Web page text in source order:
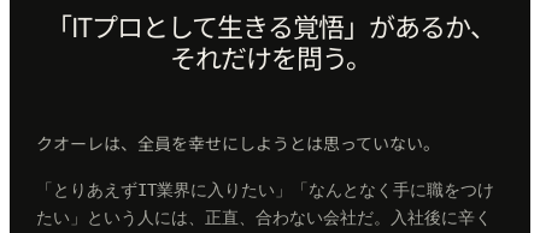
「ITプロとして生きる覚悟」があるか、
それだけを問う。
クオーレは、全員を幸せにしようとは思っていない。
「とりあえずIT業界に入りたい」「なんとなく手に職をつけ
たい」という人には、正直、合わない会社だ。入社後に辛く